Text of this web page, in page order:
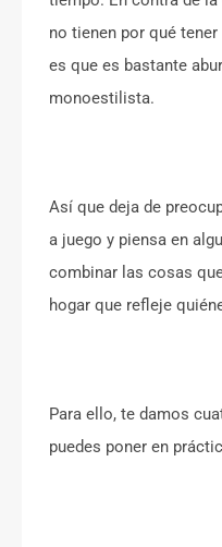
no tienen por qué
es que es bastante
monoestilista.
Así que deja de
a juego y piensa en
combinar las cosas
hogar que refleje
Para ello, te damos
puedes poner en